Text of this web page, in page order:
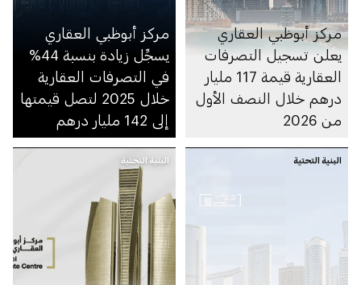
مركز أبوظبي العقاري
يعلن تسجيل التصرفات
العقارية قيمة 117 مليار
درهم خلال النصف الأول
من 2026
مركز أبوظبي العقاري
يسجِّل زيادة بنسبة 44%
في التصرفات العقارية
خلال 2025 لتصل قيمتها
إلى 142 مليار درهم
البنية التحتية البنية التحتية